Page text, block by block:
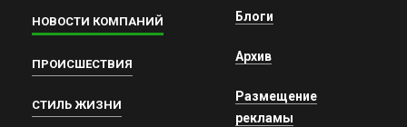
НОВОСТИ КОМПАНИЙ
ПРОИСШЕСТВИЯ
СТИЛЬ ЖИЗНИ
Блоги
Архив
Размещение
рекламы